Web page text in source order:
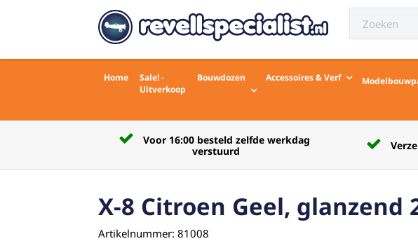
Home
Sale! -
Uitverkoop
Bouwdozen Accessoires & Verf
Voor 16:00 besteld zelfde werkdag
verstuurd
X-8 Citroen Geel, glanzend
Artikelnummer: 81008